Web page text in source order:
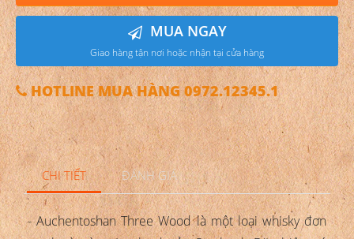
MUA NGAY
Giao hàng tận nơi hoặc nhận tại cửa hàng
HOTLINE MUA HÀNG 0972.12345.1
CHI TIẾT ĐÁNH GIÁ
- Auchentoshan Three Wood là một loại whisky đơn